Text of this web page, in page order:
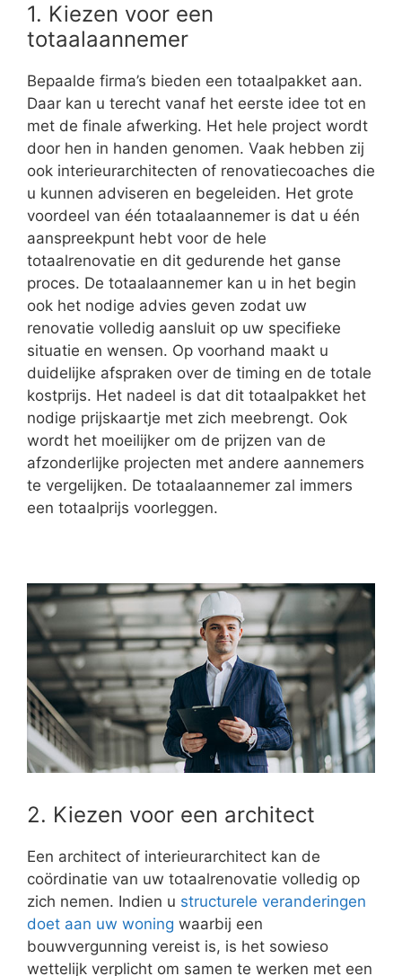
1. Kiezen voor een
totaalaannemer
Bepaalde firma’s bieden een totaalpakket aan.
Daar kan u terecht vanaf het eerste idee tot en
met de finale afwerking. Het hele project wordt
door hen in handen genomen. Vaak hebben zij
ook interieurarchitecten of renovatiecoaches die
u kunnen adviseren en begeleiden. Het grote
voordeel van één totaalaannemer is dat u één
aanspreekpunt hebt voor de hele
totaalrenovatie en dit gedurende het ganse
proces. De totaalaannemer kan u in het begin
ook het nodige advies geven zodat uw
renovatie volledig aansluit op uw specifieke
situatie en wensen. Op voorhand maakt u
duidelijke afspraken over de timing en de totale
kostprijs. Het nadeel is dat dit totaalpakket het
nodige prijskaartje met zich meebrengt. Ook
wordt het moeilijker om de prijzen van de
afzonderlijke projecten met andere aannemers
te vergelijken. De totaalaannemer zal immers
een totaalprijs voorleggen.
2. Kiezen voor een architect
Een architect of interieurarchitect kan de
coördinatie van uw totaalrenovatie volledig op
zich nemen. Indien u structurele veranderingen
doet aan uw woning waarbij een
bouwvergunning vereist is, is het sowieso
wettelijk verplicht om samen te werken met een